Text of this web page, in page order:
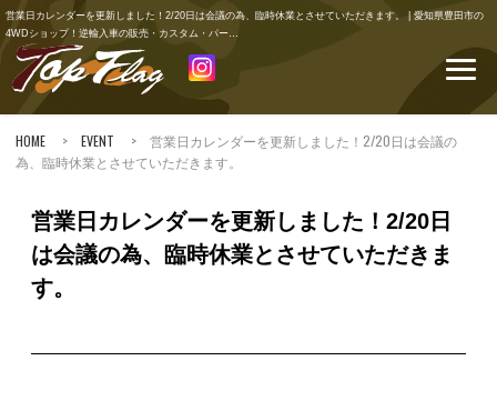
営業日カレンダーを更新しました！2/20日は会議の為、臨時休業とさせていただきます。 | 愛知県豊田市の
4WDショップ！逆輸入車の販売・カスタム・パー…
HOME > EVENT > 営業日カレンダーを更新しました！2/20日は会議の
為、臨時休業とさせていただきます。
営業日カレンダーを更新しました！2/20日
は会議の為、臨時休業とさせていただきま
す。